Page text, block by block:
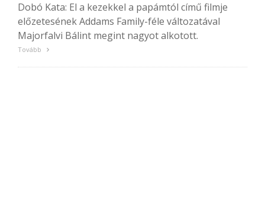
Dobó Kata: El a kezekkel a papámtól című filmje
előzetesének Addams Family-féle változatával
Majorfalvi Bálint megint nagyot alkotott.
Tovább